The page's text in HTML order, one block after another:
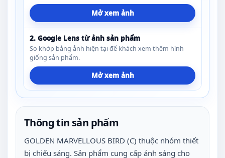
Mở xem ảnh
2. Google Lens từ ảnh sản phẩm
So khớp bằng ảnh hiện tại để khách xem thêm hình
giống sản phẩm.
Mở xem ảnh
Thông tin sản phẩm
GOLDEN MARVELLOUS BIRD (C) thuộc nhóm thiết
bị chiếu sáng. Sản phẩm cung cấp ánh sáng cho